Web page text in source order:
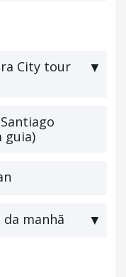
City tour
▼
guia)
da manhã ▼